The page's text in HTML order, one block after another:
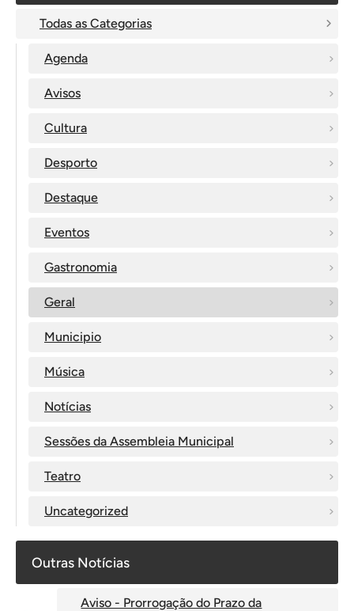
Todas as Categorias
Agenda
Avisos
Cultura
Desporto
Destaque
Eventos
Gastronomia
Geral
Municipio
Música
Notícias
Sessões da Assembleia Municipal
Teatro
Uncategorized
Outras Notícias
Aviso - Prorrogação do Prazo da